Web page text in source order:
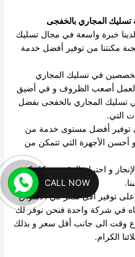
المجاري بالخفجى
لدينا خبرة واسعة في مجال تسليك
مكنتنا من توفير أفضل خدمة
في تسليك المجاري
العمل أصعب الظروف و في أضيق
تسليك المجاري بالخفجى بفضل
التي.
توفير أفضل مستوى خدمة من
و أحسن الأجهزة التي تتمكن من
و احترام الوقت بشكل كبير
توفير أقل سعر في الأسواق
في شركة واحدة فنحن نوفر لك
وقت الى جانب أقل سعر و بذلك
الكرام.
CALL NOW